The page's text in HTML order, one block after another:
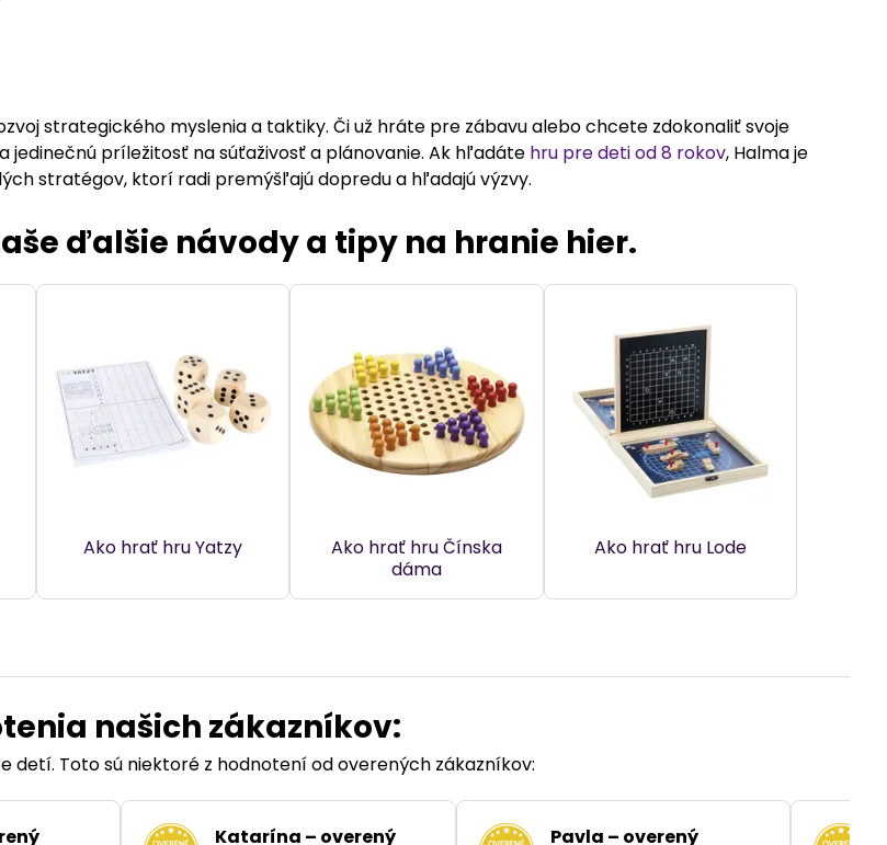
strategického myslenia a taktiky. Či už hráte pre zábavu alebo chcete zdokonaliť svoje
jedinečnú príležitosť na súťaživosť a plánovanie. Ak hľadáte hru pre deti od 8 rokov, Halma je
stratégov, ktorí radi premýšľajú dopredu a hľadajú výzvy.
ďalšie návody a tipy na hranie hier.
Ako hrať hru Yatzy
Ako hrať hru Čínska
dáma
Ako hrať hru Lode
našich zákazníkov:
detí. Toto sú niektoré z hodnotení od overených zákazníkov:
Katarína – overený Pavla – overený